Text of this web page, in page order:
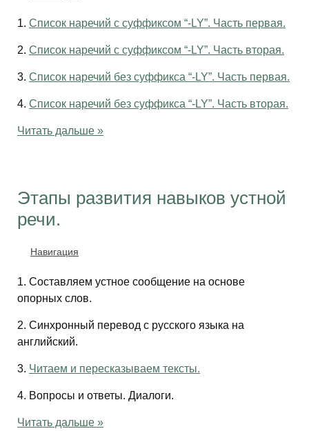
1. Список наречий с суффиксом “-LY”. Часть первая.
2. Список наречий с суффиксом “-LY”. Часть вторая.
3. Список наречий без суффикса “-LY”. Часть первая.
4. Список наречий без суффикса “-LY”. Часть вторая.
Читать дальше »
Этапы развития навыков устной
речи.
Навигация
1. Составляем устное сообщение на основе
опорных слов.
2. Синхронный перевод с русского языка на
английский.
3. Читаем и пересказываем тексты.
4. Вопросы и ответы. Диалоги.
Читать дальше »